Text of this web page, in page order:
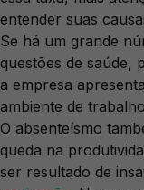
entender suas
Se há um grande
questões de saúde,
a empresa
ambiente de
O absenteísmo
queda na
ser resultado de